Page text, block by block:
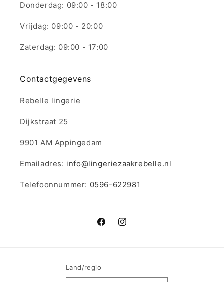
Donderdag: 09:00 - 18:00
Vrijdag: 09:00 - 20:00
Zaterdag: 09:00 - 17:00
Contactgegevens
Rebelle lingerie
Dijkstraat 25
9901 AM Appingedam
Emailadres: info@lingeriezaakrebelle.nl
Telefoonnummer: 0596-622981
FacebookInstagram
Land/regio